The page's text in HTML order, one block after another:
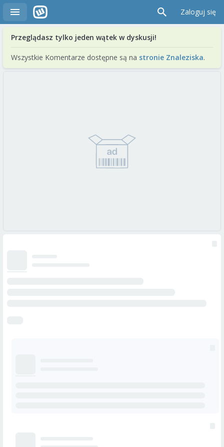
Zaloguj się
Przeglądasz tylko jeden wątek w dyskusji!
Wszystkie Komentarze dostępne są na stronie Znaleziska.